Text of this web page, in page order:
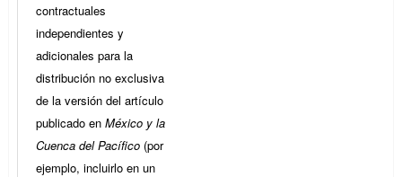
contractuales
independientes y
adicionales para la
distribución no exclusiva
de la versión del artículo
publicado en México y la
Cuenca del Pacífico (por
ejemplo, incluirlo en un